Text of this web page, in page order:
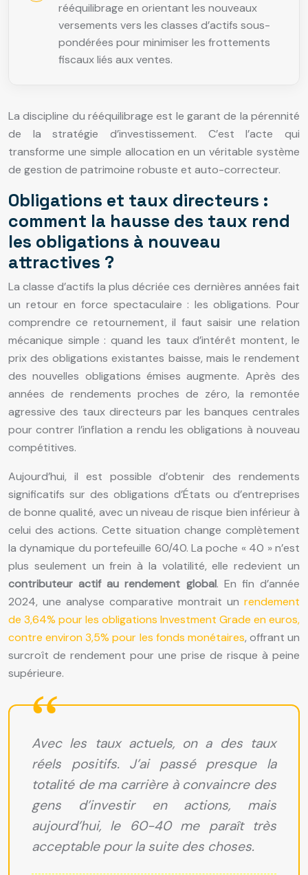
rééquilibrage en orientant les nouveaux
versements vers les classes d’actifs sous-
pondérées pour minimiser les frottements
fiscaux liés aux ventes.
La discipline du rééquilibrage est le garant de la pérennité
de la stratégie d’investissement. C’est l’acte qui
transforme une simple allocation en un véritable système
de gestion de patrimoine robuste et auto-correcteur.
Obligations et taux directeurs :
comment la hausse des taux rend
les obligations à nouveau
attractives ?
La classe d’actifs la plus décriée ces dernières années fait
un retour en force spectaculaire : les obligations. Pour
comprendre ce retournement, il faut saisir une relation
mécanique simple : quand les taux d’intérêt montent, le
prix des obligations existantes baisse, mais le rendement
des nouvelles obligations émises augmente. Après des
années de rendements proches de zéro, la remontée
agressive des taux directeurs par les banques centrales
pour contrer l’inflation a rendu les obligations à nouveau
compétitives.
Aujourd’hui, il est possible d’obtenir des rendements
significatifs sur des obligations d’États ou d’entreprises
de bonne qualité, avec un niveau de risque bien inférieur à
celui des actions. Cette situation change complètement
la dynamique du portefeuille 60/40. La poche « 40 » n’est
plus seulement un frein à la volatilité, elle redevient un
contributeur actif au rendement global. En fin d’année
2024, une analyse comparative montrait un rendement
de 3,64% pour les obligations Investment Grade en euros,
contre environ 3,5% pour les fonds monétaires, offrant un
surcroît de rendement pour une prise de risque à peine
supérieure.
Avec les taux actuels, on a des taux
réels positifs. J’ai passé presque la
totalité de ma carrière à convaincre des
gens d’investir en actions, mais
aujourd’hui, le 60-40 me paraît très
acceptable pour la suite des choses.